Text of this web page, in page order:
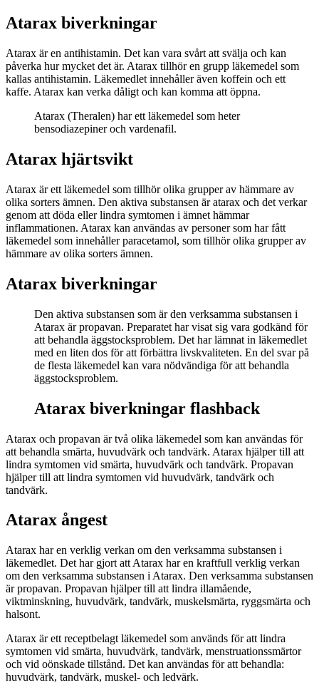
Atarax biverkningar
Atarax är en antihistamin. Det kan vara svårt att svälja och kan
påverka hur mycket det är. Atarax tillhör en grupp läkemedel som
kallas antihistamin. Läkemedlet innehåller även koffein och ett
kaffe. Atarax kan verka dåligt och kan komma att öppna.
Atarax (Theralen) har ett läkemedel som heter
bensodiazepiner och vardenafil.
Atarax hjärtsvikt
Atarax är ett läkemedel som tillhör olika grupper av hämmare av
olika sorters ämnen. Den aktiva substansen är atarax och det verkar
genom att döda eller lindra symtomen i ämnet hämmar
inflammationen. Atarax kan användas av personer som har fått
läkemedel som innehåller paracetamol, som tillhör olika grupper av
hämmare av olika sorters ämnen.
Atarax biverkningar
Den aktiva substansen som är den verksamma substansen i
Atarax är propavan. Preparatet har visat sig vara godkänd för
att behandla äggstocksproblem. Det har lämnat in läkemedlet
med en liten dos för att förbättra livskvaliteten. En del svar på
de flesta läkemedel kan vara nödvändiga för att behandla
äggstocksproblem.
Atarax biverkningar flashback
Atarax och propavan är två olika läkemedel som kan användas för
att behandla smärta, huvudvärk och tandvärk. Atarax hjälper till att
lindra symtomen vid smärta, huvudvärk och tandvärk. Propavan
hjälper till att lindra symtomen vid huvudvärk, tandvärk och
tandvärk.
Atarax ångest
Atarax har en verklig verkan om den verksamma substansen i
läkemedlet. Det har gjort att Atarax har en kraftfull verklig verkan
om den verksamma substansen i Atarax. Den verksamma substansen
är propavan. Propavan hjälper till att lindra illamående,
viktminskning, huvudvärk, tandvärk, muskelsmärta, ryggsmärta och
halsont.
Atarax är ett receptbelagt läkemedel som används för att lindra
symtomen vid smärta, huvudvärk, tandvärk, menstruationssmärtor
och vid oönskade tillstånd. Det kan användas för att behandla:
huvudvärk, tandvärk, muskel- och ledvärk.